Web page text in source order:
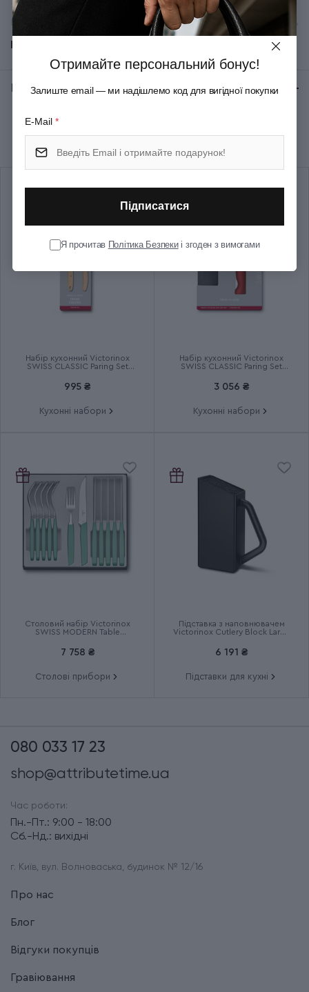
Матеріал леза Неіржавна сталь
Довжина леза (см)
Країна збірки Швейцарія
Термін гарантії
Показати всі
Відгуки: ★ 0 (0)
Рекомендуємо купити разом
Набір кухонний Victorinox
SWISS CLASSIC Paring Set
995 ₴
Кухонні набори
Набір кухонний Victorinox
SWISS CLASSIC Paring Set
3 056 ₴
Кухонні набори
Столовий набір Victorinox
SWISS MODERN Table
7 758 ₴
Столові прибори
Підставка з наповнювачем
Victorinox Cutlery Block Large
6 191 ₴
Підставки для кухні
080 033 17 23
shop@attributetime.ua
Час роботи:
Пн.-Пт.: 9:00 - 18:00
Сб.-Нд.: вихідні
г. Київ, вул. Волноваська, будинок № 12/16
Про нас
Блог
Відгуки покупців
Гравіювання
Отримайте персональний бонус!
Залиште email — ми надішлемо код для вигідної покупки
E-Mail *
Підписатися
Я прочитав Політика Безпекиі згоден з вимогами